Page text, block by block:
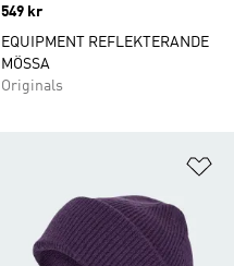
Price
549 kr
EQUIPMENT REFLEKTERANDE
MÖSSA
Originals